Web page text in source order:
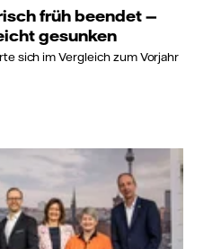
früh beendet —
gesunken
sich im Vergleich zum Vorjahr